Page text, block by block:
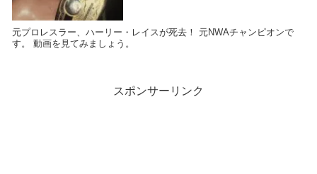
元プロレスラー、ハーリー・レイスが死去！ 元NWAチャンピオンで
す。 動画を見てみましょう。
スポンサーリンク